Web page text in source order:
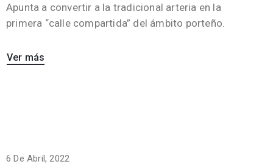
Apunta a convertir a la tradicional arteria en la
primera “calle compartida” del ámbito porteño.
Ver más
6 De Abril, 2022